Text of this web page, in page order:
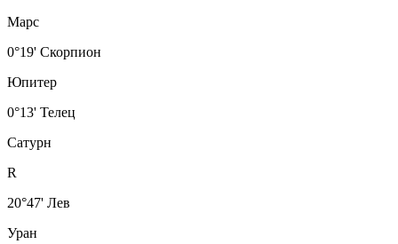
Марс
0°19' Скорпион
Юпитер
0°13' Телец
Сатурн
R
20°47' Лев
Уран